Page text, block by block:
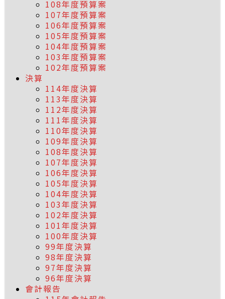
108年度預算案
107年度預算案
106年度預算案
105年度預算案
104年度預算案
103年度預算案
102年度預算案
決算
114年度決算
113年度決算
112年度決算
111年度決算
110年度決算
109年度決算
108年度決算
107年度決算
106年度決算
105年度決算
104年度決算
103年度決算
102年度決算
101年度決算
100年度決算
99年度決算
98年度決算
97年度決算
96年度決算
會計報告